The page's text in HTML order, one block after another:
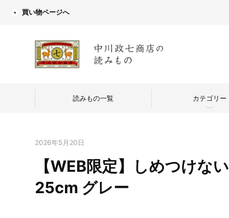
買い物ページへ
読みもの一覧 カテゴリー
中川政七商店のも
2026年5月20日
【WEB限定】しめつけ
25cm グレー